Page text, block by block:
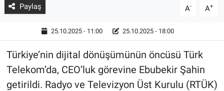
Paylaş A- A+
25.10.2025 - 11:00 25.10.2025 - 18:00
Türkiye’nin dijital dönüşümünün öncüsü Türk
Telekom’da, CEO’luk görevine Ebubekir Şahin
getirildi. Radyo ve Televizyon Üst Kurulu (RTÜK)